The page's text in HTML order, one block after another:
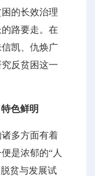
的长效治理
路要走。在
凯、仇焕广
反贫困这一
色鲜明
多方面有着
是浓郁的“人
贫与发展试